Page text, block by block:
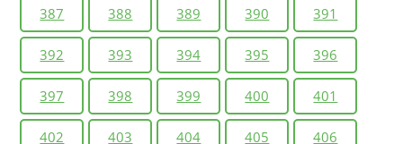
387 388 389 390 391
392 393 394 395 396
397 398 399 400 401
402 403 404 405 406